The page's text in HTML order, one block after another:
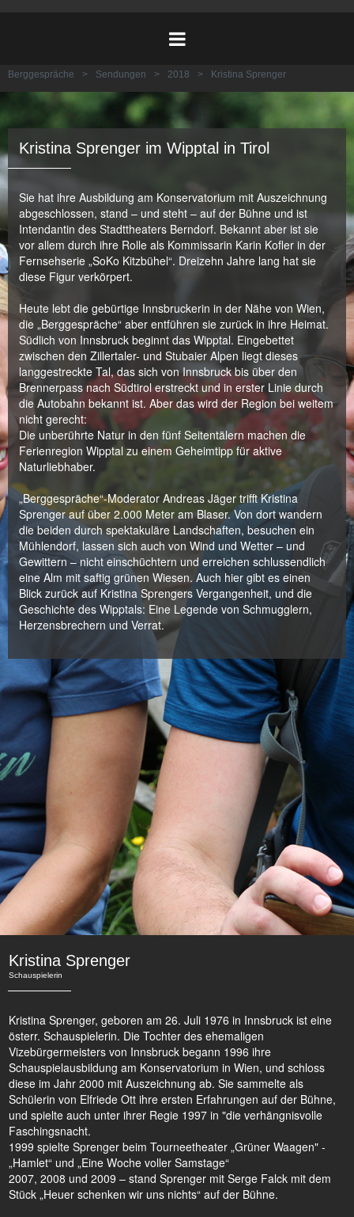
Berggespräche > Sendungen > 2018 > Kristina Sprenger
Kristina Sprenger im Wipptal in Tirol
Sie hat ihre Ausbildung am Konservatorium mit Auszeichnung
abgeschlossen, stand – und steht – auf der Bühne und ist
Intendantin des Stadttheaters Berndorf. Bekannt aber ist sie
vor allem durch ihre Rolle als Kommissarin Karin Kofler in der
Fernsehserie „SoKo Kitzbühel“. Dreizehn Jahre lang hat sie
diese Figur verkörpert.
Heute lebt die gebürtige Innsbruckerin in der Nähe von Wien,
die „Berggespräche“ aber entführen sie zurück in ihre Heimat.
Südlich von Innsbruck beginnt das Wipptal. Eingebettet
zwischen den Zillertaler- und Stubaier Alpen liegt dieses
langgestreckte Tal, das sich von Innsbruck bis über den
Brennerpass nach Südtirol erstreckt und in erster Linie durch
die Autobahn bekannt ist. Aber das wird der Region bei weitem
nicht gerecht:
Die unberührte Natur in den fünf Seitentälern machen die
Ferienregion Wipptal zu einem Geheimtipp für aktive
Naturliebhaber.
„Berggespräche“-Moderator Andreas Jäger trifft Kristina
Sprenger auf über 2.000 Meter am Blaser. Von dort wandern
die beiden durch spektakuläre Landschaften, besuchen ein
Mühlendorf, lassen sich auch von Wind und Wetter – und
Gewittern – nicht einschüchtern und erreichen schlussendlich
eine Alm mit saftig grünen Wiesen. Auch hier gibt es einen
Blick zurück auf Kristina Sprengers Vergangenheit, und die
Geschichte des Wipptals: Eine Legende von Schmugglern,
Herzensbrechern und Verrat.
Kristina Sprenger
Schauspielerin
Kristina Sprenger, geboren am 26. Juli 1976 in Innsbruck ist eine
österr. Schauspielerin. Die Tochter des ehemaligen
Vizebürgermeisters von Innsbruck begann 1996 ihre
Schauspielausbildung am Konservatorium in Wien, und schloss
diese im Jahr 2000 mit Auszeichnung ab. Sie sammelte als
Schülerin von Elfriede Ott ihre ersten Erfahrungen auf der Bühne,
und spielte auch unter ihrer Regie 1997 in "die verhängnisvolle
Faschingsnacht.
1999 spielte Sprenger beim Tourneetheater „Grüner Waagen" -
„Hamlet“ und „Eine Woche voller Samstage“
2007, 2008 und 2009 – stand Sprenger mit Serge Falck mit dem
Stück „Heuer schenken wir uns nichts“ auf der Bühne.